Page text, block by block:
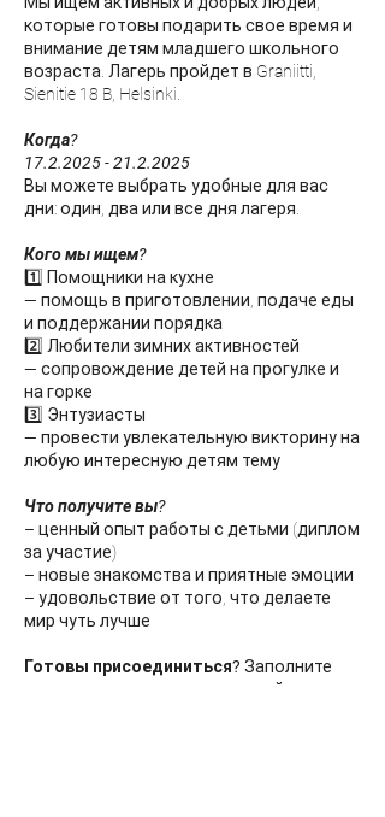
которые готовы подарить свое время и
внимание детям младшего школьного
возраста. Лагерь пройдет в Graniitti,
Sienitie 18 B, Helsinki.
Когда?
17.2.2025 - 21.2.2025
Вы можете выбрать удобные для вас
дни: один, два или все дня лагеря.
Кого мы ищем?
1️⃣ Помощники на кухне
— помощь в приготовлении, подаче еды
и поддержании порядка
2️⃣ Любители зимних активностей
— сопровождение детей на прогулке и
на горке
3️⃣ Энтузиасты
— провести увлекательную викторину на
любую интересную детям тему
Что получите вы?
– ценный опыт работы с детьми (диплом
за участие)
– новые знакомства и приятные эмоции
– удовольствие от того, что делаете
мир чуть лучше
Готовы присоединиться? Заполните
анкету и станьте частью нашей